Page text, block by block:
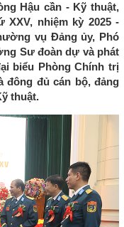
Hậu cần - Kỹ thuật,
nhiệm kỳ 2025 -
vụ Đảng ủy, Phó
Sư đoàn dự và phát
biểu Phòng Chính trị
đông đủ cán bộ, đảng
thuật.